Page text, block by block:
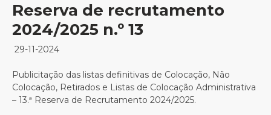
Reserva de recrutamento
2024/2025 n.º 13
29-11-2024
Publicitação das listas definitivas de Colocação, Não
Colocação, Retirados e Listas de Colocação Administrativa
– 13.ª Reserva de Recrutamento 2024/2025.